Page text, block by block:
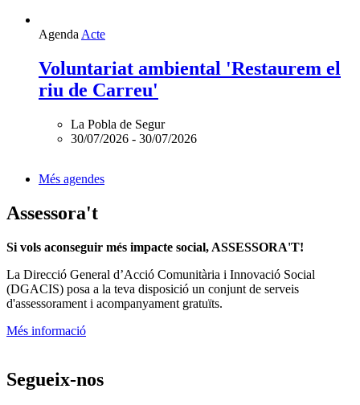
Agenda Acte
Voluntariat ambiental 'Restaurem el
riu de Carreu'
La Pobla de Segur
30/07/2026 - 30/07/2026
Més agendes
Assessora't
Si vols aconseguir més impacte social, ASSESSORA'T!
La Direcció General d’Acció Comunitària i Innovació Social
(DGACIS) posa a la teva disposició un conjunt de serveis
d'assessorament i acompanyament gratuïts.
Més informació
Segueix-nos